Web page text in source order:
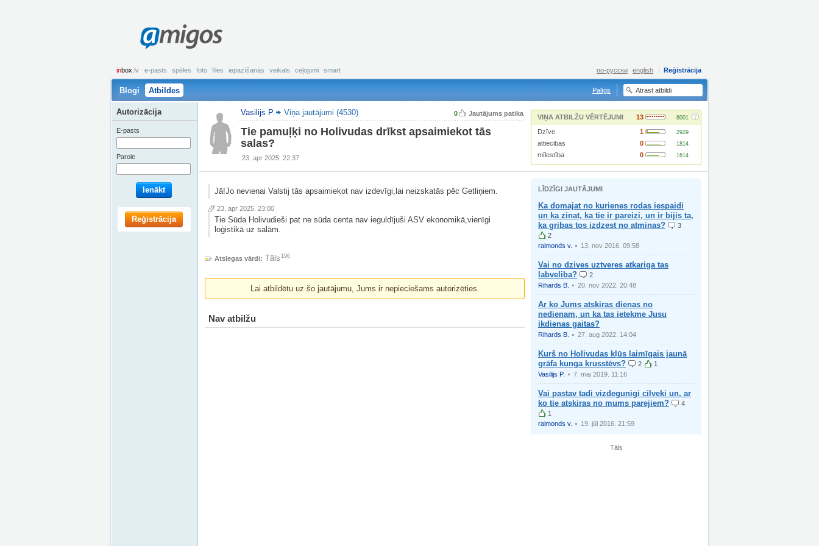
amigos
inbox .lv e-pasts spēles foto files iepazīšanās veikals ceļojumi smart Reģistrācija
по-русски english
Blogi Atbildes Palīgs
0 Jautājums patika
Vasilijs P. Viņa jautājumi (4530)
Tie pamuļķi no Holivudas drīkst apsaimiekot tās
salas?
23. apr 2025. 22:37
VIŅA ATBILŽU VĒRTĒJUMI 13 8001 ?
Dzīve 1 2929
attiecibas 0 1814
mīlestība 0 1614
Jā!Jo nevienai Valstij tās apsaimiekot nav izdevīgi,lai neizskatās pēc Getliņiem.
23. apr 2025. 23:00
Tie Sūda Holivudieši pat ne sūda centa nav ieguldījuši ASV ekonomikā,vienīgi
loģistikā uz salām.
Atslegas vārdi: Tāls 196
Lai atbildētu uz šo jautājumu, Jums ir nepieciešams autorizēties.
Nav atbilžu
LĪDZĪGI JAUTĀJUMI
Ka domajat no kurienes rodas iespaidi
un ka zinat, ka tie ir pareizi, un ir bijis ta,
ka gribas tos izdzest no atminas?
3
2
raimonds v.
13. nov 2016. 09:58
Vai no dzives uztveres atkariga tas
labveliba?
2
Rihards B.
20. nov 2022. 20:48
Ar ko Jums atskiras dienas no
nedienam, un ka tas ietekme Jusu
ikdienas gaitas?
Rihards B. 27. aug 2022. 14:04
Kurš no Holivudas kļūs laimīgais jaunā
grāfa kunga krusstēvs?
2
1
Vasilijs P.
7. mai 2019. 11:16
Vai pastav tadi vizdegunigi cilveki un, ar
ko tie atskiras no mums parejiem?
4
1
raimonds v.
19. jūl 2016. 21:59
Tāls
Autorizācija
E-pasts
Parole
Ienākt
Reģistrācija